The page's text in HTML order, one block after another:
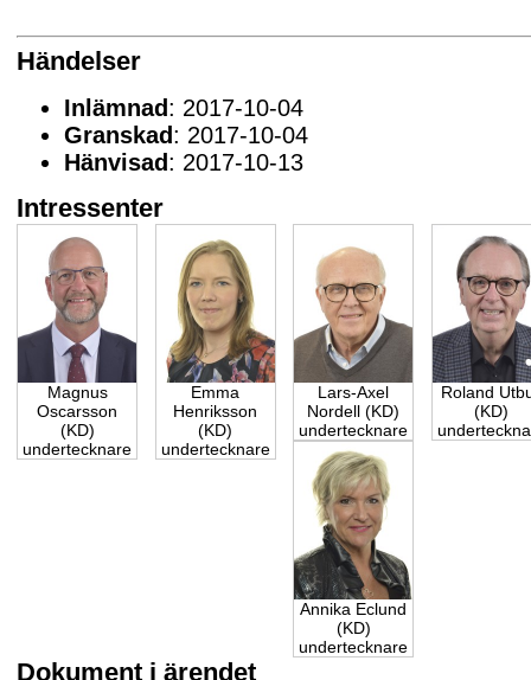
Händelser
Inlämnad: 2017-10-04
Granskad: 2017-10-04
Hänvisad: 2017-10-13
Intressenter
Magnus
Oscarsson
(KD)
undertecknare
Emma
Henriksson
(KD)
undertecknare
Lars-Axel
Nordell (KD)
undertecknare
Roland
(KD)
Annika Eclund
(KD)
undertecknare
Dokument i ärendet